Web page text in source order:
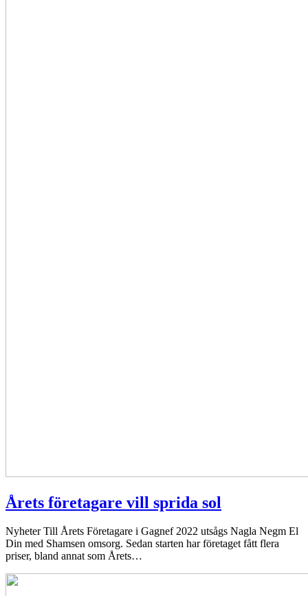
Årets företagare vill sprida sol
Nyheter Till Årets Företagare i Gagnef 2022 utsågs Nagla Negm El
Din med Shamsen omsorg. Sedan starten har företaget fått flera
priser, bland annat som Årets…